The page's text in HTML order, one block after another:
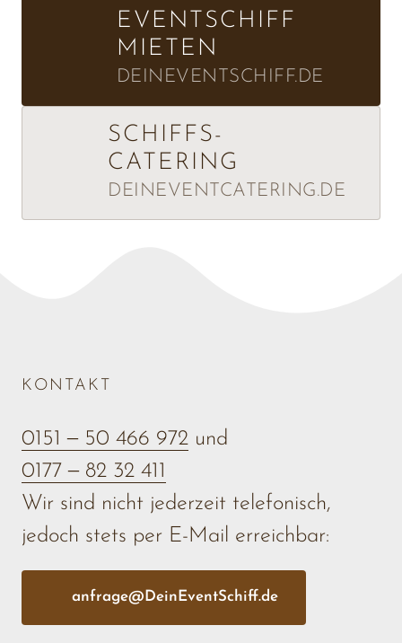
EVENTSCHIFF
MIETEN
DEINEVENTSCHIFF.DE
SCHIFFS-
CATERING
DEINEVENTCATERING.DE
KONTAKT
0151 ‒ 50 466 972
0177 ‒ 82 32 411
Wir sind nicht jederzeit telefonisch,
jedoch stets per E-Mail erreichbar:
anfrage@DeinEventSchiff.de